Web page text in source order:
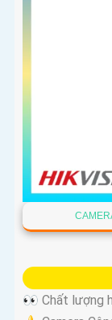
👀 Chất lượng